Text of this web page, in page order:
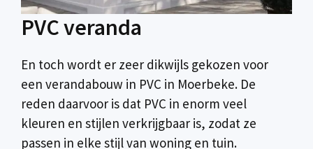
PVC veranda
En toch wordt er zeer dikwijls gekozen voor
een verandabouw in PVC in Moerbeke. De
reden daarvoor is dat PVC in enorm veel
kleuren en stijlen verkrijgbaar is, zodat ze
passen in elke stijl van woning en tuin.